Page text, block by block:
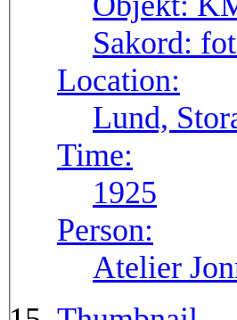
Sakord:
Location:
Lund,
Time:
1925
Person:
Atelier